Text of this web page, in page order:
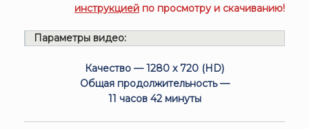
инструкцией по просмотру и скачиванию!
Параметры видео:
Качество — 1280 x 720 (HD)
Общая продолжительность —
11 часов 42 минуты